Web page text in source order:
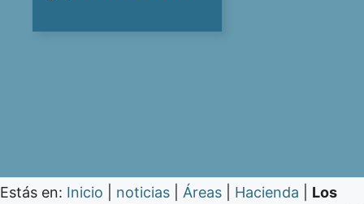
Estás en: Inicio noticias Áreas Hacienda
Los